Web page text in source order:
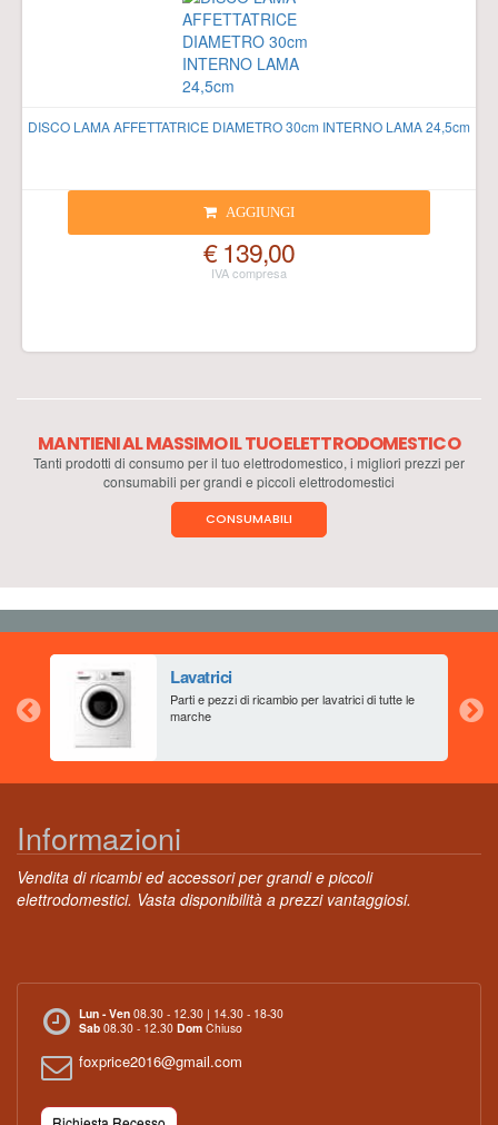
DISCO LAMA AFFETTATRICE DIAMETRO 30cm INTERNO LAMA 24,5cm
AGGIUNGI
€ 139,00
MANTIENI AL MASSIMO IL TUO ELETTRODOMESTICO
Tanti prodotti di consumo per il tuo elettrodomestico, i migliori prezzi per
consumabili per grandi e piccoli elettrodomestici
CONSUMABILI
Lavatrici
Parti e pezzi di ricambio per lavatrici di tutte le
marche
Informazioni
Vendita di ricambi ed accessori per grandi e piccoli
elettrodomestici. Vasta disponibilità a prezzi vantaggiosi.
Lun - Ven 08.30 - 12.30 | 14.30 - 18-30
Sab 08.30 - 12.30 Dom Chiuso
foxprice2016@gmail.com